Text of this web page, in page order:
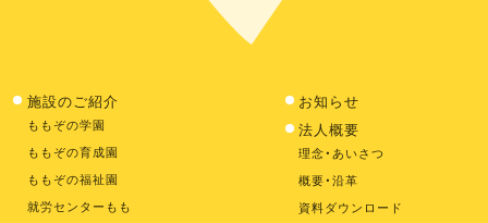
施設のご紹介
ももぞの学園
ももぞの育成園
ももぞの福祉園
就労センターもも
お知らせ
法人概要
理念・あいさつ
概要・沿革
資料ダウンロード